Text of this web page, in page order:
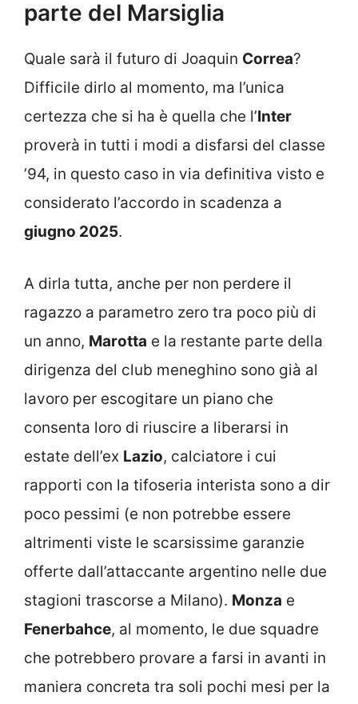
parte del Marsiglia
Quale sarà il futuro di Joaquin Correa?
Difficile dirlo al momento, ma l’unica
certezza che si ha è quella che l’Inter
proverà in tutti i modi a disfarsi del classe
’94, in questo caso in via definitiva visto e
considerato l’accordo in scadenza a
giugno 2025.
A dirla tutta, anche per non perdere il
ragazzo a parametro zero tra poco più di
un anno, Marotta e la restante parte della
dirigenza del club meneghino sono già al
lavoro per escogitare un piano che
consenta loro di riuscire a liberarsi in
estate dell’ex Lazio, calciatore i cui
rapporti con la tifoseria interista sono a dir
poco pessimi (e non potrebbe essere
altrimenti viste le scarsissime garanzie
offerte dall’attaccante argentino nelle due
stagioni trascorse a Milano). Monza e
Fenerbahce, al momento, le due squadre
che potrebbero provare a farsi in avanti in
maniera concreta tra soli pochi mesi per la